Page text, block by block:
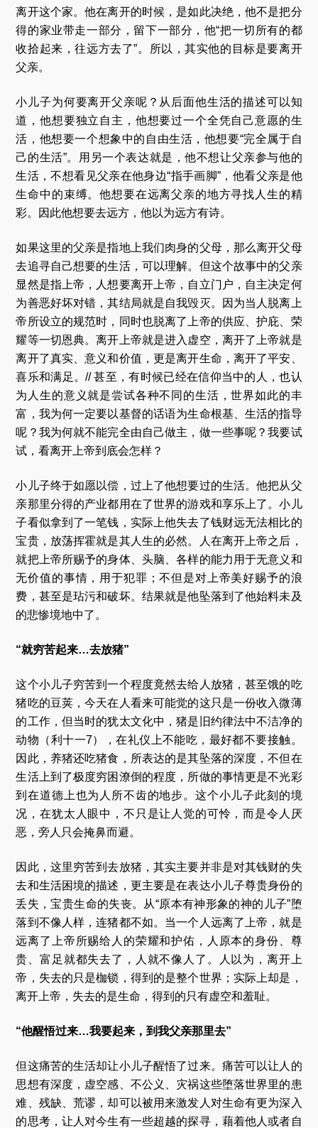
离开这个家。他在离开的时候，是如此决绝，他不是把分
得的家业带走一部分，留下一部分，他“把一切所有的都
收拾起来，往远方去了”。所以，其实他的目标是要离开
父亲。
小儿子为何要离开父亲呢？从后面他生活的描述可以知
道，他想要独立自主，他想要过一个全凭自己意愿的生
活，他想要一个想象中的自由生活，他想要“完全属于自
己的生活”。用另一个表达就是，他不想让父亲参与他的
生活，不想看见父亲在他身边“指手画脚”，他看父亲是他
生命中的束缚。他想要在远离父亲的地方寻找人生的精
彩。因此他想要去远方，他以为远方有诗。
如果这里的父亲是指地上我们肉身的父母，那么离开父母
去追寻自己想要的生活，可以理解。但这个故事中的父亲
显然是指上帝，人想要离开上帝，自立门户，自主决定何
为善恶好坏对错，其结局就是自我毁灭。因为当人脱离上
帝所设立的规范时，同时也脱离了上帝的供应、护庇、荣
耀等一切恩典。离开上帝就是进入虚空，离开了上帝就是
离开了真实、意义和价值，更是离开生命，离开了平安、
喜乐和满足。// 甚至，有时候已经在信仰当中的人，也认
为人生的意义就是尝试各种不同的生活，世界如此的丰
富，我为何一定要以基督的话语为生命根基、生活的指导
呢？我为何就不能完全由自己做主，做一些事呢？我要试
试，看离开上帝到底会怎样？
小儿子终于如愿以偿，过上了他想要过的生活。他把从父
亲那里分得的产业都用在了世界的游戏和享乐上了。小儿
子看似拿到了一笔钱，实际上他失去了钱财远无法相比的
宝贵，放荡挥霍就是其人生的必然。人在离开上帝之后，
就把上帝所赐予的身体、头脑、各样的能力用于无意义和
无价值的事情，用于犯罪；不但是对上帝美好赐予的浪
费，甚至是玷污和破坏。结果就是他坠落到了他始料未及
的悲惨境地中了。
“就穷苦起来…去放猪”
这个小儿子穷苦到一个程度竟然去给人放猪，甚至饿的吃
猪吃的豆荚，今天在人看来可能觉的这只是一份收入微薄
的工作，但当时的犹太文化中，猪是旧约律法中不洁净的
动物（利十一7），在礼仪上不能吃，最好都不要接触。
因此，养猪还吃猪食，所表达的是其坠落的深度，不但在
生活上到了极度穷困潦倒的程度，所做的事情更是不光彩
到在道德上也为人所不齿的地步。这个小儿子此刻的境
况，在犹太人眼中，不只是让人觉的可怜，而是令人厌
恶，旁人只会掩鼻而避。
因此，这里穷苦到去放猪，其实主要并非是对其钱财的失
去和生活困境的描述，更主要是在表达小儿子尊贵身份的
丢失，宝贵生命的失丧。从“原本有神形象的神的儿子”堕
落到不像人样，连猪都不如。当一个人远离了上帝，就是
远离了上帝所赐给人的荣耀和护佑，人原本的身份、尊
贵、富足就都失去了，人就不像人了。人以为，离开上
帝，失去的只是枷锁，得到的是整个世界；实际上却是，
离开上帝，失去的是生命，得到的只有虚空和羞耻。
“他醒悟过来…我要起来，到我父亲那里去”
但这痛苦的生活却让小儿子醒悟了过来。痛苦可以让人的
思想有深度，虚空感、不公义、灾祸这些堕落世界里的患
难、残缺、荒谬，却可以被用来激发人对生命有更为深入
的思考，让人对今生有一些超越的探寻，藉着他人或者自